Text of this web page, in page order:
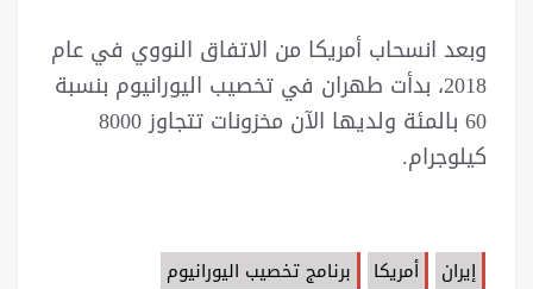
وبعد انسحاب أمريكا من الاتفاق النووي في عام
2018، بدأت طهران في تخصيب اليورانيوم بنسبة
60 بالمئة ولديها الآن مخزونات تتجاوز 8000
كيلوجرام.
إيران أمريكا برنامج تخصيب اليورانيوم